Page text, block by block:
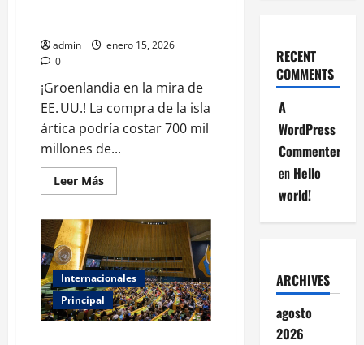
admin
enero 15, 2026
0
¡Groenlandia en la mira de
EE. UU.! La compra de la isla
ártica podría costar 700 mil
millones de...
Leer MásLeer
más
La
polémica
cifra
de
700
mil
millones
que
costaría
Internacionales
Principal
RECENT
COMMENTS
A
WordPress
Commenter
en Hello
world!
ARCHIVES
agosto
2026